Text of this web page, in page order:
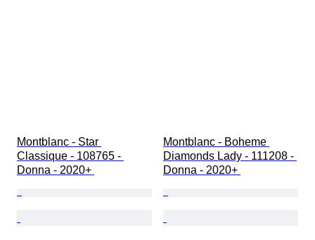
Montblanc - Star
Classique - 108765 -
Donna - 2020+
Montblanc - Boheme
Diamonds Lady - 111208 -
Donna - 2020+